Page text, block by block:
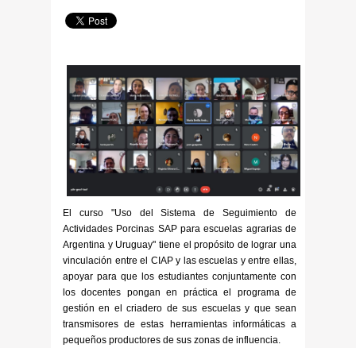
El curso "Uso del Sistema de Seguimiento de
Actividades Porcinas SAP para escuelas agrarias de
Argentina y Uruguay" tiene el propósito de lograr una
vinculación entre el CIAP y las escuelas y entre ellas,
apoyar para que los estudiantes conjuntamente con
los docentes pongan en práctica el programa de
gestión en el criadero de sus escuelas y que sean
transmisores de estas herramientas informáticas a
pequeños productores de sus zonas de influencia.